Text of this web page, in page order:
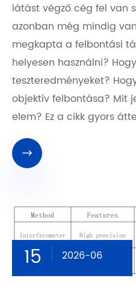
látást végző cég fel van
azonban még mindig
megkapta a felbontási
helyesen használni?
teszteredményeket?
objektív felbontása? Mit
elem? Ez a cikk gyors

15 2026-06